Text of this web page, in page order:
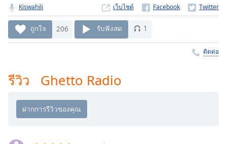
Remaining
Time-
Chapters
Kiswahili เว็บไซต์
ถูกใจ 206 รับฟังสด 1
ติดต่อ
รีวิว Ghetto Radio